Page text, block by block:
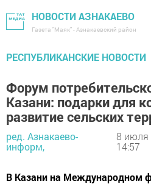
НОВОСТИ АЗНАКАЕВО
Газета "Маяк" - Азнакаевский район
РЕСПУБЛИКАНСКИЕ НОВОСТИ
Форум
Казани: подарки для
развитие сельских
ред. Азнакаево-
информ,
8 июля
14:57
В Казани на Международном